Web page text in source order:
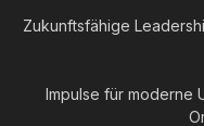
Zukunftsfähige
Impulse für moderne